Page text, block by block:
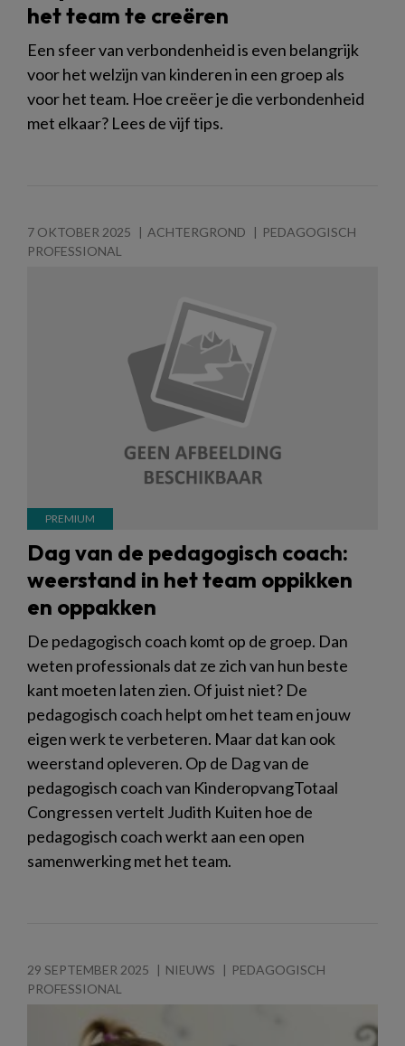
het team te creëren
Een sfeer van verbondenheid is even belangrijk
voor het welzijn van kinderen in een groep als
voor het team. Hoe creëer je die verbondenheid
met elkaar? Lees de vijf tips.
7 OKTOBER 2025 ACHTERGROND
PEDAGOGISCH
PROFESSIONAL
Dag van de pedagogisch coach:
weerstand in het team oppikken
en oppakken
De pedagogisch coach komt op de groep. Dan
weten professionals dat ze zich van hun beste
kant moeten laten zien. Of juist niet? De
pedagogisch coach helpt om het team en jouw
eigen werk te verbeteren. Maar dat kan ook
weerstand opleveren. Op de Dag van de
pedagogisch coach van KinderopvangTotaal
Congressen vertelt Judith Kuiten hoe de
pedagogisch coach werkt aan een open
samenwerking met het team.
29 SEPTEMBER 2025 NIEUWS
PEDAGOGISCH
PROFESSIONAL